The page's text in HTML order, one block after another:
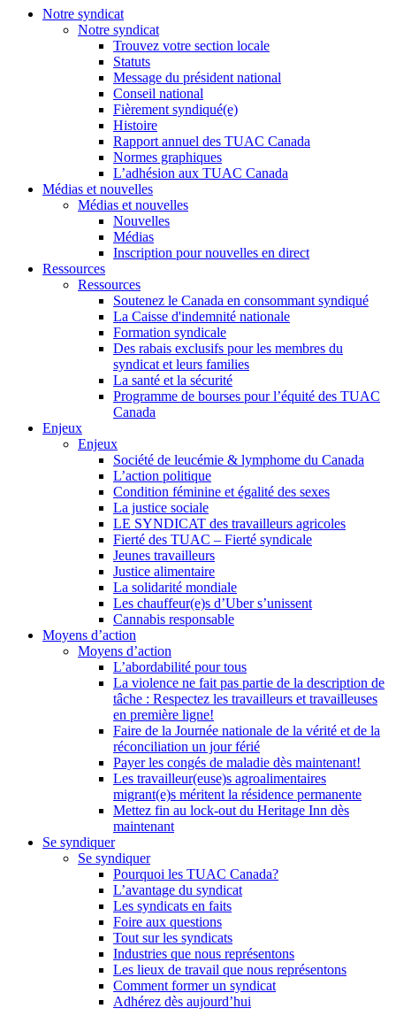
Notre syndicat
Notre syndicat
Trouvez votre section locale
Statuts
Message du président national
Conseil national
Fièrement syndiqué(e)
Histoire
Rapport annuel des TUAC Canada
Normes graphiques
L’adhésion aux TUAC Canada
Médias et nouvelles
Médias et nouvelles
Nouvelles
Médias
Inscription pour nouvelles en direct
Ressources
Ressources
Soutenez le Canada en consommant syndiqué
La Caisse d'indemnité nationale
Formation syndicale
Des rabais exclusifs pour les membres du
syndicat et leurs families
La santé et la sécurité
Programme de bourses pour l’équité des TUAC
Canada
Enjeux
Enjeux
Société de leucémie & lymphome du Canada
L’action politique
Condition féminine et égalité des sexes
La justice sociale
LE SYNDICAT des travailleurs agricoles
Fierté des TUAC – Fierté syndicale
Jeunes travailleurs
Justice alimentaire
La solidarité mondiale
Les chauffeur(e)s d’Uber s’unissent
Cannabis responsable
Moyens d’action
Moyens d’action
L’abordabilité pour tous
La violence ne fait pas partie de la description de
tâche : Respectez les travailleurs et travailleuses
en première ligne!
Faire de la Journée nationale de la vérité et de la
réconciliation un jour férié
Payer les congés de maladie dès maintenant!
Les travailleur(euse)s agroalimentaires
migrant(e)s méritent la résidence permanente
Mettez fin au lock-out du Heritage Inn dès
maintenant
Se syndiquer
Se syndiquer
Pourquoi les TUAC Canada?
L’avantage du syndicat
Les syndicats en faits
Foire aux questions
Tout sur les syndicats
Industries que nous représentons
Les lieux de travail que nous représentons
Comment former un syndicat
Adhérez dès aujourd’hui